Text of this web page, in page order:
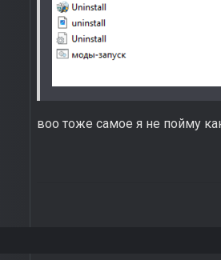
воо тоже самое я не пойму